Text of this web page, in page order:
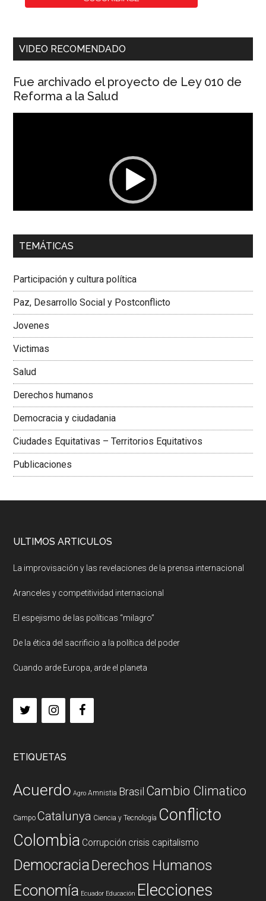
VIDEO RECOMENDADO
Fue archivado el proyecto de Ley 010 de
Reforma a la Salud
00:00 01:04
Dra. Carolina Corcho Mejía,Presidenta Corporación
Colombiana
TEMÁTICAS
Participación y cultura política
Paz, Desarrollo Social y Postconflicto
Jovenes
Victimas
Salud
Derechos humanos
Democracia y ciudadania
Ciudades Equitativas – Territorios Equitativos
Publicaciones
ULTIMOS ARTICULOS
La improvisación y las revelaciones de la prensa internacional
Aranceles y competitividad internacional
El espejismo de las políticas “milagro”
De la ética del sacrificio a la política del poder
Cuando arde Europa, arde el planeta
ETIQUETAS
Acuerdo Agro Amnistia Brasil Cambio Climatico
Campo Catalunya Ciencia y Tecnología Conflicto
Colombia Corrupción crisis capitalismo
DemocraciaDerechos Humanos
Economía Ecuador Educación Elecciones